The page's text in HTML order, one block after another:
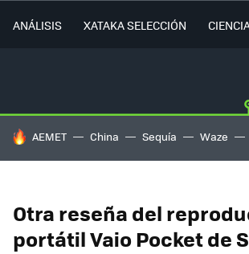
ANÁLISIS XATAKA SELECCIÓN
HOY SE HABLA DE
AEMET China Sequía Waze
Otra reseña del
portátil Vaio Pocket de